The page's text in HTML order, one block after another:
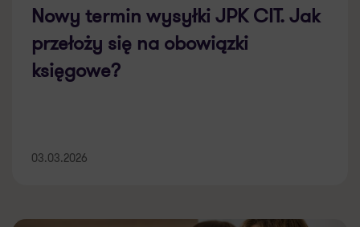
Nowy termin wysyłki JPK CIT. Jak
przełoży się na obowiązki
księgowe?
03.03.2026